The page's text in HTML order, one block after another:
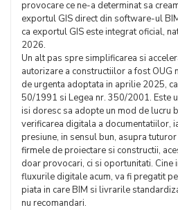
provocare ce ne-a determinat sa
exportul GIS direct din software-ul
ca exportul GIS este integrat oficial,
2026.
Un alt pas spre simplificarea si
autorizare a constructiilor a fost OUG
de urgenta adoptata in aprilie 2025,
50/1991 si Legea nr. 350/2001. Este
isi doresc sa adopte un mod de lucru
verificarea digitala a documentatiilor,
presiune, in sensul bun, asupra
firmele de proiectare si constructii,
doar provocari, ci si oportunitati. Cine
fluxurile digitale acum, va fi pregatit
piata in care BIM si livrarile
nu recomandari.